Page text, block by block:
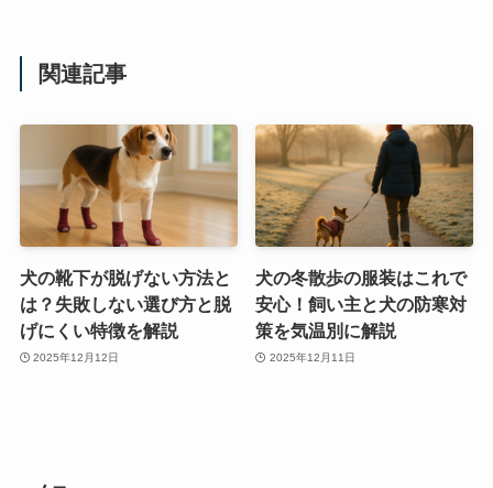
関連記事
犬の靴下が脱げない方法と
は？失敗しない選び方と脱
げにくい特徴を解説
2025年12月12日
犬の冬散歩の服装はこれで
安心！飼い主と犬の防寒対
策を気温別に解説
2025年12月11日